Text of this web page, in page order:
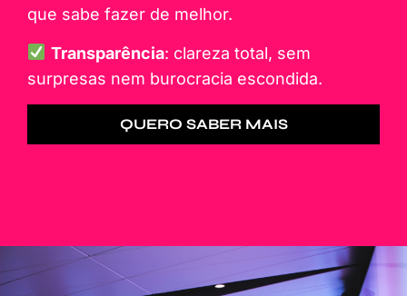
que sabe fazer de melhor.
Transparência: clareza total, sem
surpresas nem burocracia escondida.
QUERO SABER MAIS